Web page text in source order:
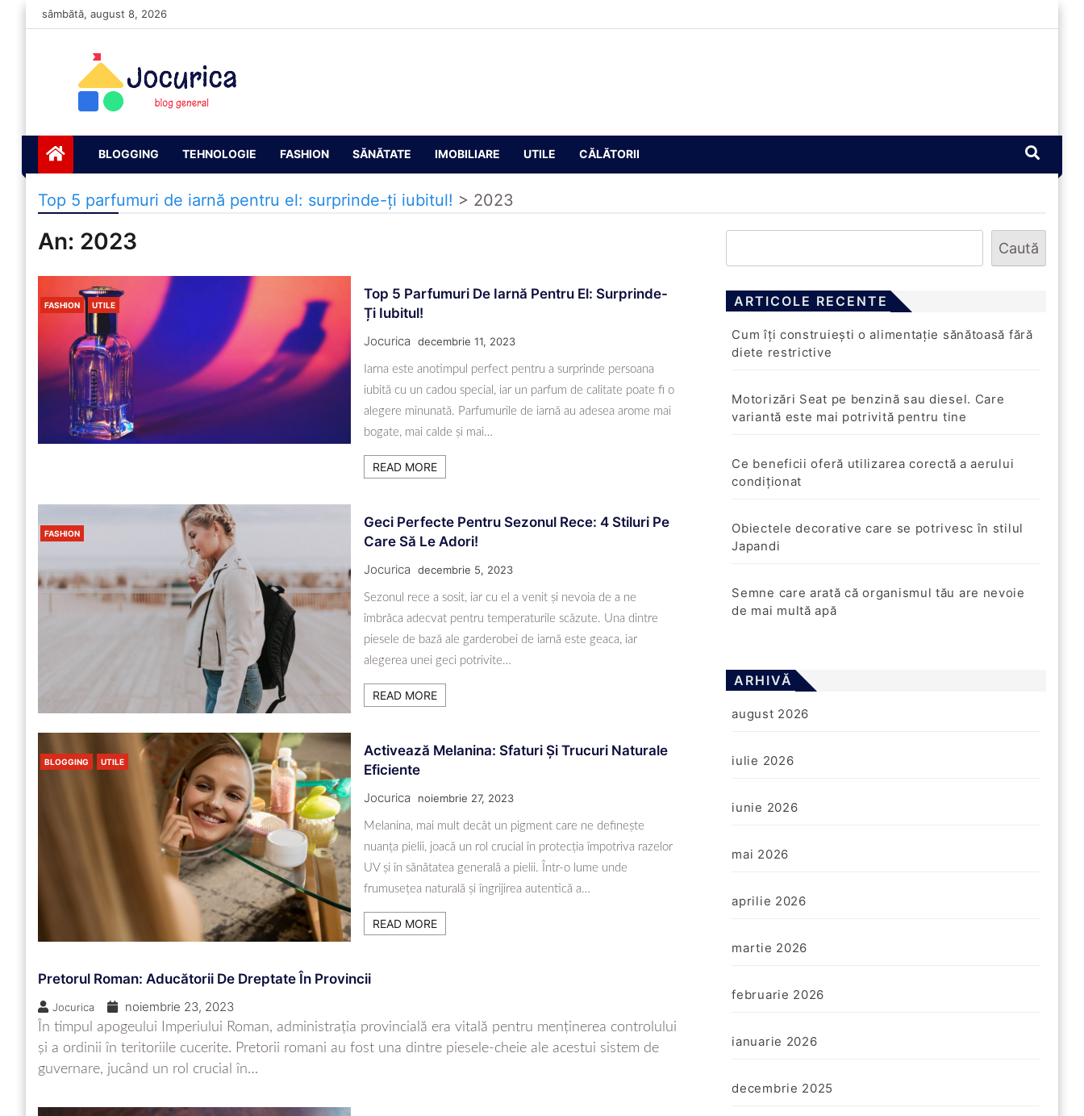
Skip
to
sâmbătă, august 8, 2026
Jocurică blog
BLOGGING TEHNOLOGIE FASHION SĂNĂTATE IMOBILIARE UTILE CĂLĂTORII
Top 5 parfumuri de iarnă pentru el: surprinde-ți iubitul! > 2023
An: 2023
FASHION UTILE
Top 5 Parfumuri De Iarnă Pentru El: Surprinde-
Ți Iubitul!
Jocurica decembrie 11, 2023
Iarna este anotimpul perfect pentru a surprinde persoana
iubită cu un cadou special, iar un parfum de calitate poate fi o
alegere minunată. Parfumurile de iarnă au adesea arome mai
bogate, mai calde și mai…
READ MORE
FASHION
Geci Perfecte Pentru Sezonul Rece: 4 Stiluri Pe
Care Să Le Adori!
Jocurica decembrie 5, 2023
Sezonul rece a sosit, iar cu el a venit și nevoia de a ne
îmbrăca adecvat pentru temperaturile scăzute. Una dintre
piesele de bază ale garderobei de iarnă este geaca, iar
alegerea unei geci potrivite…
READ MORE
BLOGGING UTILE
Activează Melanina: Sfaturi Și Trucuri Naturale
Eficiente
Jocurica noiembrie 27, 2023
Melanina, mai mult decât un pigment care ne definește
nuanța pielii, joacă un rol crucial în protecția împotriva razelor
UV și în sănătatea generală a pielii. Într-o lume unde
frumusețea naturală și îngrijirea autentică a…
READ MORE
Pretorul Roman: Aducătorii De Dreptate În Provincii
Jocurica noiembrie 23, 2023
În timpul apogeului Imperiului Roman, administrația provincială era vitală pentru menținerea controlului
și a ordinii în teritoriile cucerite. Pretorii romani au fost una dintre piesele-cheie ale acestui sistem de
guvernare, jucând un rol crucial în…
Caută
ARTICOLE RECENTE
Cum îți construiești o alimentație sănătoasă fără
diete restrictive
Motorizări Seat pe benzină sau diesel. Care
variantă este mai potrivită pentru tine
Ce beneficii oferă utilizarea corectă a aerului
condiționat
Obiectele decorative care se potrivesc în stilul
Japandi
Semne care arată că organismul tău are nevoie
de mai multă apă
ARHIVĂ
august 2026
iulie 2026
iunie 2026
mai 2026
aprilie 2026
martie 2026
februarie 2026
ianuarie 2026
decembrie 2025